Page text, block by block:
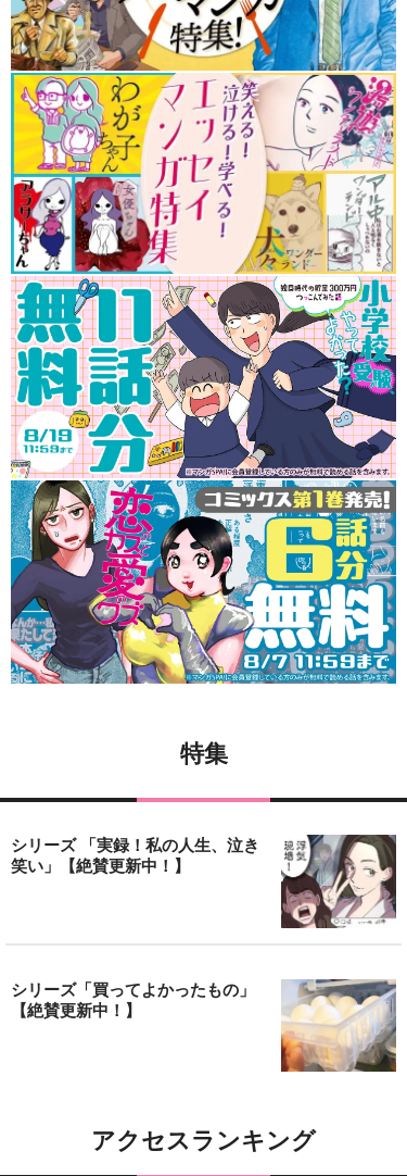
特集
シリーズ 「実録！私の人生、泣き
笑い」【絶賛更新中！】
シリーズ「買ってよかったもの」
【絶賛更新中！】
アクセスランキング